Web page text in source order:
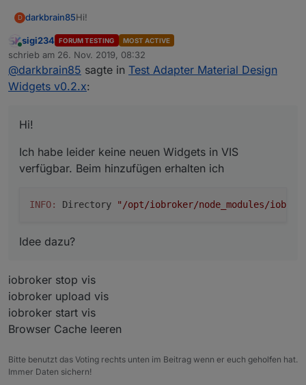
D darkbrain85Hi!
Ich habe leider keine neuen Widgets in VIS
verfügbar. Beim hinzufügen erhalten ich
Idee dazu?
Online
sigi234 FORUM TESTING MOST ACTIVE
schrieb am 26. Nov. 2019, 08:32
zuletzt editiert von
@darkbrain85 sagte in Test Adapter Material Design
Widgets v0.2.x:
Hi!
Ich habe leider keine neuen Widgets in VIS
verfügbar. Beim hinzufügen erhalten ich
INFO: Directory "/opt/iobroker/node_modules/
Idee dazu?
iobroker stop vis
iobroker upload vis
iobroker start vis
Browser Cache leeren
Bitte benutzt das Voting rechts unten im Beitrag wenn er euch geholfen hat.
Immer Daten sichern!